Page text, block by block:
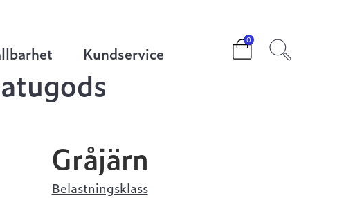
0
Kundservice
Gråjärn
Belastningsklass